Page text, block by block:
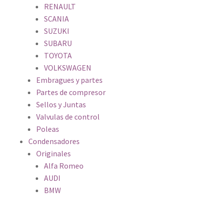
RENAULT
SCANIA
SUZUKI
SUBARU
TOYOTA
VOLKSWAGEN
Embragues y partes
Partes de compresor
Sellos y Juntas
Valvulas de control
Poleas
Condensadores
Originales
Alfa Romeo
AUDI
BMW